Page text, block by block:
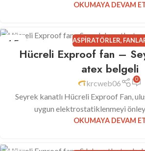
OKUMAYA DEVAM
15 ASPIRATÖRLER,
Hücreli Exproof fan –
atex belgeli
krcweb06 0
Seyrek kanatlı Hücreli Exproof Fan,
uygun elektrostatiklenmeyi
OKUMAYA DEVAM